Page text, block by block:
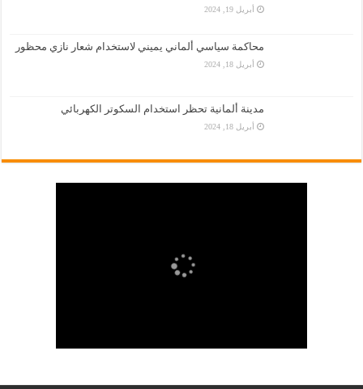
أبريل 19, 2024
محاكمة سياسي ألماني يميني لاستخدام شعار نازي محظور
أبريل 18, 2024
مدينة ألمانية تحظر استخدام السكوتر الكهربائي
أبريل 18, 2024